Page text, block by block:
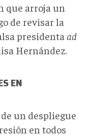
que arroja un
de revisar la
presidenta ad
Hernández.
EN
un despliegue
en todos